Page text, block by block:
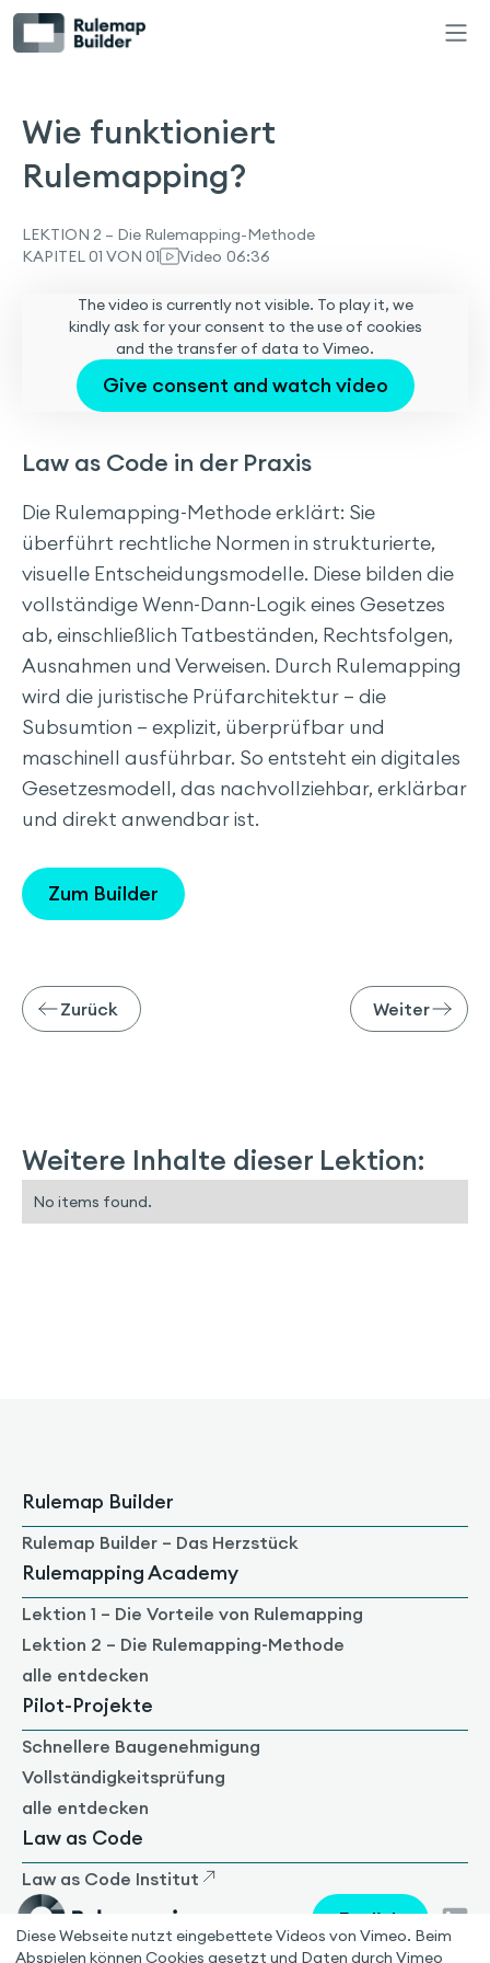
Wie funktioniert
Rulemapping?
LEKTION 2 – Die Rulemapping-Methode
KAPITEL 01 VON 01
Video 06:36
The video is currently not visible. To play it, we
kindly ask for your consent to the use of cookies
and the transfer of data to Vimeo.
Give consent and watch video
Law as Code in der Praxis
Die Rulemapping-Methode erklärt: Sie
überführt rechtliche Normen in strukturierte,
visuelle Entscheidungsmodelle. Diese bilden die
vollständige Wenn-Dann-Logik eines Gesetzes
ab, einschließlich Tatbeständen, Rechtsfolgen,
Ausnahmen und Verweisen. Durch Rulemapping
wird die juristische Prüfarchitektur – die
Subsumtion – explizit, überprüfbar und
maschinell ausführbar. So entsteht ein digitales
Gesetzesmodell, das nachvollziehbar, erklärbar
und direkt anwendbar ist.
Zum Builder
Zurück Weiter
Weitere Inhalte dieser Lektion:
No items found.
LEKTION 1 – Die Vorteile von Rulemapping
Wofür brauchen wir Rulemapping?
Wie funktioniert Rulemapping?
LEKTION 3 – Der Rulemap Builder
Funktionen)
LEKTION 4 – Die Rulemapping-Methode anwenden
Eine einfache Rulemap erstellen
Demo: Erstellung einer einfachen Rulemap
Eine etwas anspruchsvollere Rulemap erstellen
Demo: Erstellung einer etwas anspruchsvolleren
Rulemap
Eine komplexere Rulemap erstellen
Demo: Erstellung einer komplexeren Rulemap
Rulemap Builder
Rulemap Builder – Das Herzstück
Rulemapping Academy
Lektion 1 – Die Vorteile von Rulemapping
Lektion 2 – Die Rulemapping-Methode
alle entdecken
Pilot-Projekte
Schnellere Baugenehmigung
Vollständigkeitsprüfung
alle entdecken
Law as Code
Law as Code Institut
English
Diese Webseite nutzt eingebettete Videos von Vimeo. Beim
Abspielen können Cookies gesetzt und Daten durch Vimeo